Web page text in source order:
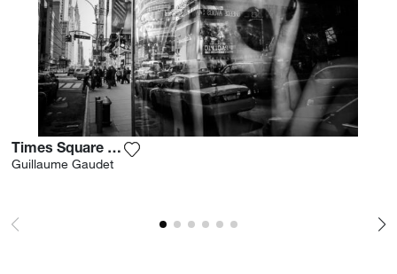
Times Square Reflection
Guillaume Gaudet